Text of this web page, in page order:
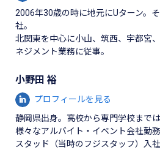
2006年30歳の時に地元にUターン。
社。
北関東を中心に小山、筑西、宇都宮
ネジメント業務に従事。
小野田 裕
プロフィールを見る
静岡県出身。高校から専門学校までは
様々なアルバイト・イベント会社勤
スタッド（当時のフジスタッフ）入